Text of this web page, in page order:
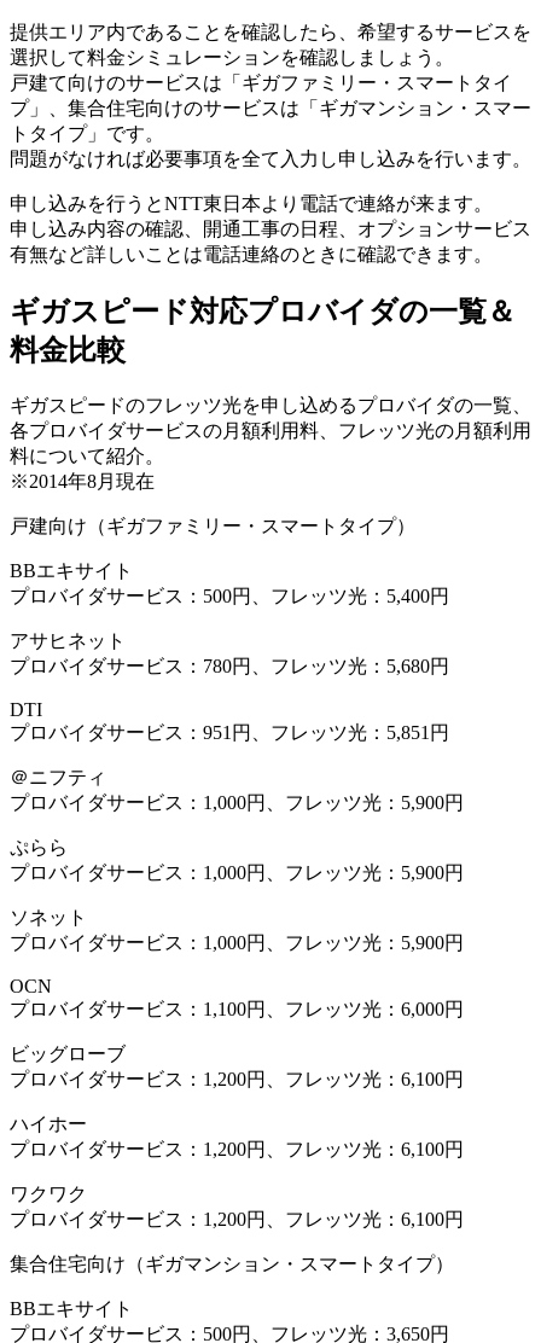
提供エリア内であることを確認したら、希望するサービスを
選択して料金シミュレーションを確認しましょう。
戸建て向けのサービスは「ギガファミリー・スマートタイ
プ」、集合住宅向けのサービスは「ギガマンション・スマー
トタイプ」です。
問題がなければ必要事項を全て入力し申し込みを行います。
申し込みを行うとNTT東日本より電話で連絡が来ます。
申し込み内容の確認、開通工事の日程、オプションサービス
有無など詳しいことは電話連絡のときに確認できます。
ギガスピード対応プロバイダの一覧＆
料金比較
ギガスピードのフレッツ光を申し込めるプロバイダの一覧、
各プロバイダサービスの月額利用料、フレッツ光の月額利用
料について紹介。
※2014年8月現在
戸建向け（ギガファミリー・スマートタイプ）
BBエキサイト
プロバイダサービス：500円、フレッツ光：5,400円
アサヒネット
プロバイダサービス：780円、フレッツ光：5,680円
DTI
プロバイダサービス：951円、フレッツ光：5,851円
＠ニフティ
プロバイダサービス：1,000円、フレッツ光：5,900円
ぷらら
プロバイダサービス：1,000円、フレッツ光：5,900円
ソネット
プロバイダサービス：1,000円、フレッツ光：5,900円
OCN
プロバイダサービス：1,100円、フレッツ光：6,000円
ビッグローブ
プロバイダサービス：1,200円、フレッツ光：6,100円
ハイホー
プロバイダサービス：1,200円、フレッツ光：6,100円
ワクワク
プロバイダサービス：1,200円、フレッツ光：6,100円
集合住宅向け（ギガマンション・スマートタイプ）
BBエキサイト
プロバイダサービス：500円、フレッツ光：3,650円